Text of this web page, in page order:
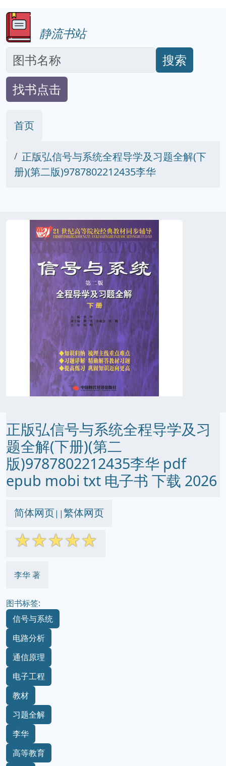
静流书站
搜索
找书点击
首页
正版弘信号与系统全程导学及习题全解(下
册)(第二版)9787802212435李华
正版弘信号与系统全程导学及习
题全解(下册)(第二
版)9787802212435李华 pdf
epub mobi txt 电子书 下载 2026
简体网页||繁体网页
☆☆☆☆☆
李华 著
图书标签:
信号与系统
电路分析
通信原理
电子工程
教材
习题全解
李华
高等教育